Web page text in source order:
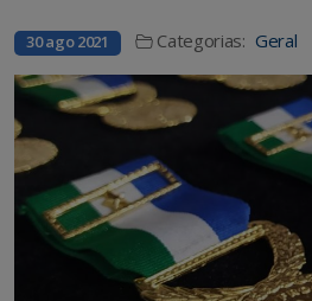
30 ago 2021 Categorias: Geral